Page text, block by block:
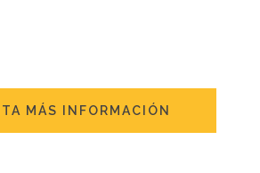
MÁS INFORMACIÓN